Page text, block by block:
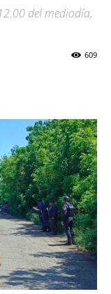
del mediodía,
609